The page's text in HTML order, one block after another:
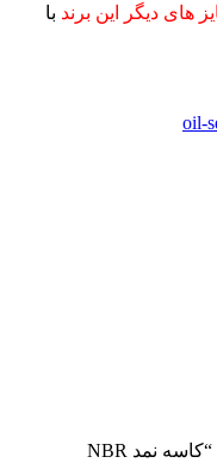
های دیگر این برند با
oil-
اولین کسی باشید که دیدگاهی می نویسد “کاسه نمد NBR